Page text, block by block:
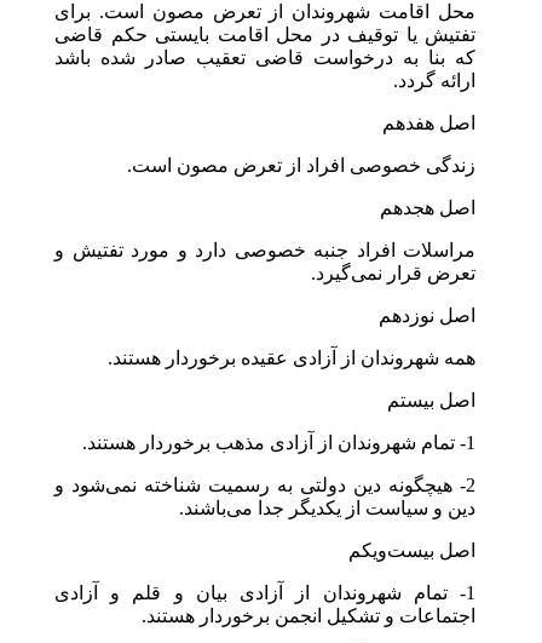
محل اقامت شهروندان از تعرض مصون است. برای
تفتیش یا توقیف در محل اقامت بایستی حکم قاضی
که بنا به درخواست قاضی تعقیب صادر شده باشد
ارائه گردد.
اصل هفدهم
زندگی خصوصی افراد از تعرض مصون است.
اصل هجدهم
مراسلات افراد جنبه خصوصی دارد و مورد تفتیش و
تعرض قرار نمی‌گیرد.
اصل نوزدهم
همه شهروندان از آزادی عقیده برخوردار هستند.
اصل بیستم
2- هیچگونه دین دولتی به رسمیت شناخته نمی‌شود و
دین و سیاست از یکدیگر جدا می‌باشند.
اصل بیست‌ویکم
1- تمام شهروندان از آزادی بیان و قلم و آزادی
اجتماعات و تشکیل انجمن برخوردار هستند.